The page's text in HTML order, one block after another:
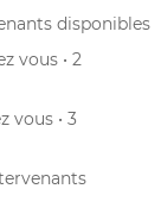
disponibles
vous • 2
vous • 3